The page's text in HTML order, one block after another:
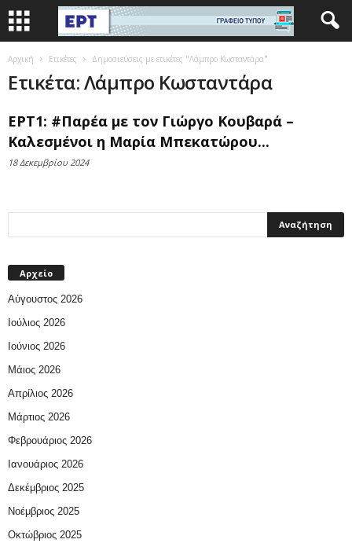
Αρχική Ετικέτες Δημοσιεύσεις με ετικέτες "Λάμπρο Κωσταντάρα"
Ετικέτα: Λάμπρο Κωσταντάρα
ΕΡΤ1: #Παρέα με τον Γιώργο Κουβαρά –
Καλεσμένοι η Μαρία Μπεκατώρου...
18 Δεκεμβρίου 2024
Αρχείο
Αύγουστος 2026
Ιούλιος 2026
Ιούνιος 2026
Μάιος 2026
Απρίλιος 2026
Μάρτιος 2026
Φεβρουάριος 2026
Ιανουάριος 2026
Δεκέμβριος 2025
Νοέμβριος 2025
Οκτώβριος 2025